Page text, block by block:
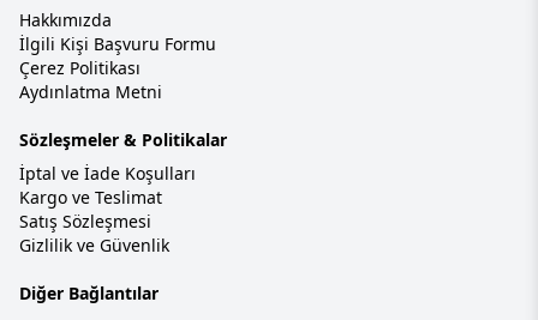
Hakkımızda
İlgili Kişi Başvuru Formu
Çerez Politikası
Aydınlatma Metni
Sözleşmeler & Politikalar
İptal ve İade Koşulları
Kargo ve Teslimat
Satış Sözleşmesi
Gizlilik ve Güvenlik
Diğer Bağlantılar